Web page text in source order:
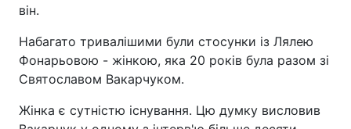
він.
Набагато тривалішими були стосунки із Лялею
Фонарьовою - жінкою, яка 20 років була разом зі
Святославом Вакарчуком.
Жінка є сутністю існування. Цю думку висловив